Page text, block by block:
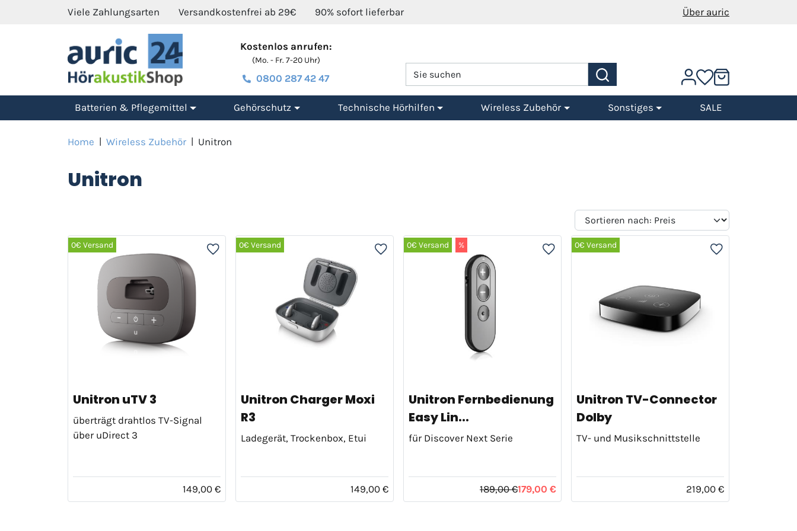
Viele Zahlungsarten Versandkostenfrei ab 29€ 90% sofort lieferbar Über auric
Kostenlos anrufen:
(Mo. - Fr. 7-20 Uhr)
0800 287 42 47
Batterien & Pflegemittel Gehörschutz Technische Hörhilfen Wireless Zubehör Sonstiges SALE
Home | Wireless Zubehör | Unitron
Unitron
0€ Versand
Unitron uTV 3
überträgt drahtlos TV-Signal
über uDirect 3
149,00 €
0€ Versand
Unitron Charger Moxi
R3
Ladegerät, Trockenbox, Etui
149,00 €
0€ Versand %
Unitron Fernbedienung
Easy Lin...
für Discover Next Serie
189,00 €179,00 €
0€ Versand
Unitron TV-Connector
Dolby
TV- und Musikschnittstelle
219,00 €